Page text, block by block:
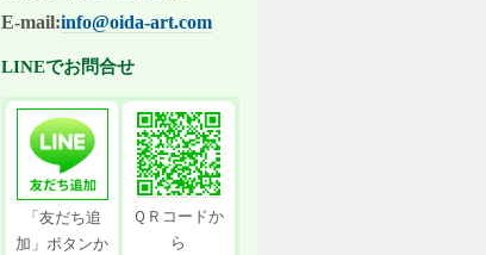
E-mail:info@oida-art.com
LINEでお問合せ
「友だち追
加」ボタンか
ＱＲコードか
ら